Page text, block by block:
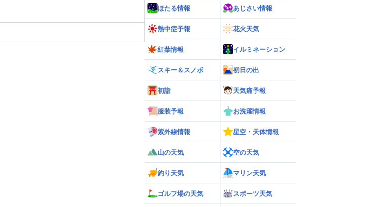
ほたる情報 あじさい情報
熱中症予報 花火天気
紅葉情報 イルミネーション
スキー＆スノボ 初日の出
初詣 天気痛予報
服装予報 お洗濯情報
紫外線情報 星空・天体情報
山の天気 空の天気
釣り天気 マリン天気
ゴルフ場の天気 スポーツ天気